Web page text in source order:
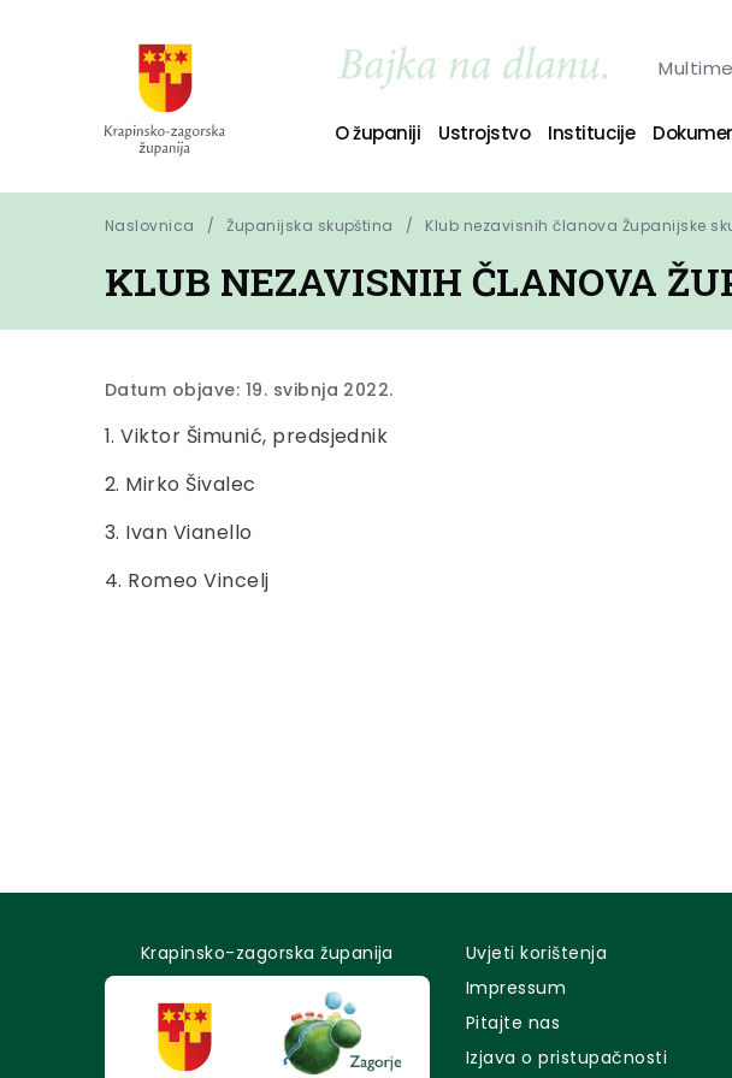
O županiji Ustrojstvo Institucije
Naslovnica Županijska skupština Klub nezavisnih članova Županijske
KLUB NEZAVISNIH ČLANOVA
Datum objave: 19. svibnja 2022.
1. Viktor Šimunić, predsjednik
2. Mirko Šivalec
3. Ivan Vianello
4. Romeo Vincelj
Krapinsko-zagorska županija
Uvjeti korištenja
Impressum
Pitajte nas
Izjava o pristupačnosti